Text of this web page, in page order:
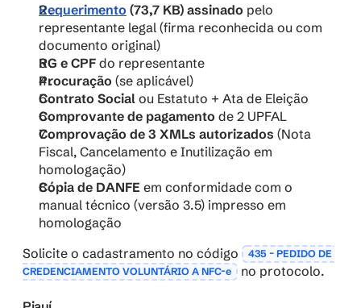
Requerimento (73,7 KB) assinado pelo
representante legal (firma reconhecida ou com
documento original)
RG e CPF do representante
Procuração (se aplicável)
Contrato Social ou Estatuto + Ata de Eleição
Comprovante de pagamento de 2 UPFAL
Comprovação de 3 XMLs autorizados (Nota
Fiscal, Cancelamento e Inutilização em
homologação)
Cópia de DANFE em conformidade com o
manual técnico (versão 3.5) impresso em
homologação
Solicite o cadastramento no código
435 – PEDIDO DE
CREDENCIAMENTO VOLUNTÁRIO A NFC-e
no protocolo.